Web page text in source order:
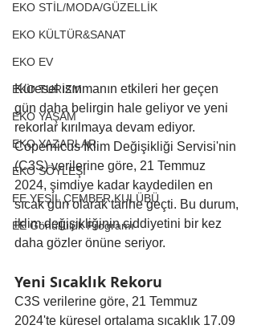
EKO STİL/MODA/GÜZELLİK
EKO KÜLTÜR&SANAT
EKO EV
EKO TURİZM
EKO YAŞAM
EKO YAZARLAR
EKO SÖYLEŞİ
EE YEŞİL ÇEMBER KULÜBÜ
EE Gönüllülük Programı
Küresel ısınmanın etkileri her geçen
gün daha belirgin hale geliyor ve yeni
rekorlar kırılmaya devam ediyor.
Copernicus İklim Değişikliği Servisi'nin
(C3S) verilerine göre, 21 Temmuz
2024, şimdiye kadar kaydedilen en
sıcak gün olarak tarihe geçti. Bu durum,
iklim değişikliğinin ciddiyetini bir kez
daha gözler önüne seriyor.
Yeni Sıcaklık Rekoru
C3S verilerine göre, 21 Temmuz
2024'te küresel ortalama sıcaklık 17.09